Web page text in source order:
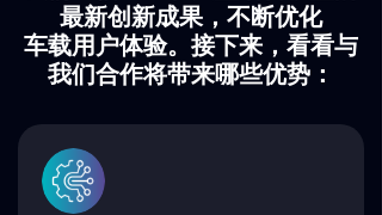
最新创新成果，不断优化
车载用户体验。接下来，看看与
我们合作将带来哪些优势：